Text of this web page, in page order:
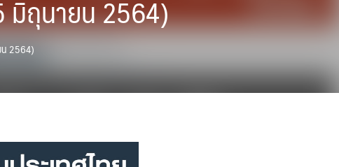
มิถุนายน 2564)
น 2564)